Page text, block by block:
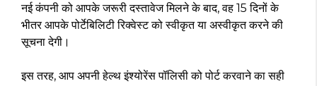
नई कंपनी को आपके जरूरी दस्तावेज मिलने के बाद, वह 15 दिनों के
भीतर आपके पोर्टेबिलिटी रिक्वेस्ट को स्वीकृत या अस्वीकृत करने की
सूचना देगी।
इस तरह, आप अपनी हेल्थ इंश्योरेंस पॉलिसी को पोर्ट करवाने का सही